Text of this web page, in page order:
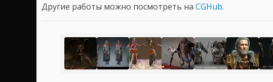
Другие работы можно посмотреть на CGHub.